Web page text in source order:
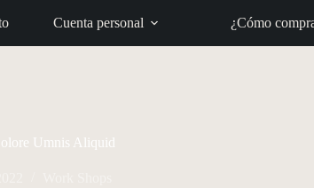
Cuenta personal ¿Cómo
Umnis Aliquid